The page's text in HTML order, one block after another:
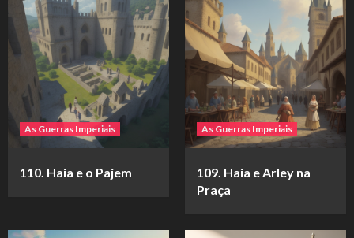
As Guerras Imperiais
110. Haia e o Pajem
As Guerras Imperiais
109. Haia e Arley na
Praça